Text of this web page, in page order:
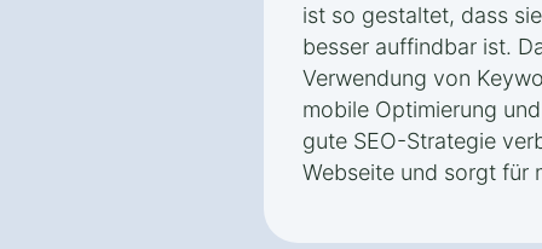
ist so gestaltet, dass
besser auffindbar ist.
Verwendung von
mobile Optimierung
gute SEO-Strategie
Webseite und sorgt für